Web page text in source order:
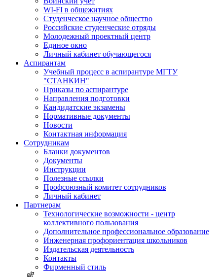
WI-FI в общежитиях
Студенческое научное общество
Российские студенческие отряды
Молодежный проектный центр
Единое окно
Личный кабинет обучающегося
Аспирантам
Учебный процесс в аспирантуре МГТУ
"СТАНКИН"
Приказы по аспирантуре
Направления подготовки
Кандидатские экзамены
Нормативные документы
Новости
Контактная информация
Сотрудникам
Бланки документов
Документы
Инструкции
Полезные ссылки
Профсоюзный комитет сотрудников
Личный кабинет
Партнерам
Технологические возможности - центр
коллективного пользования
Дополнительное профессиональное образование
Инженерная профориентация школьников
Издательская деятельность
Контакты
Фирменный стиль